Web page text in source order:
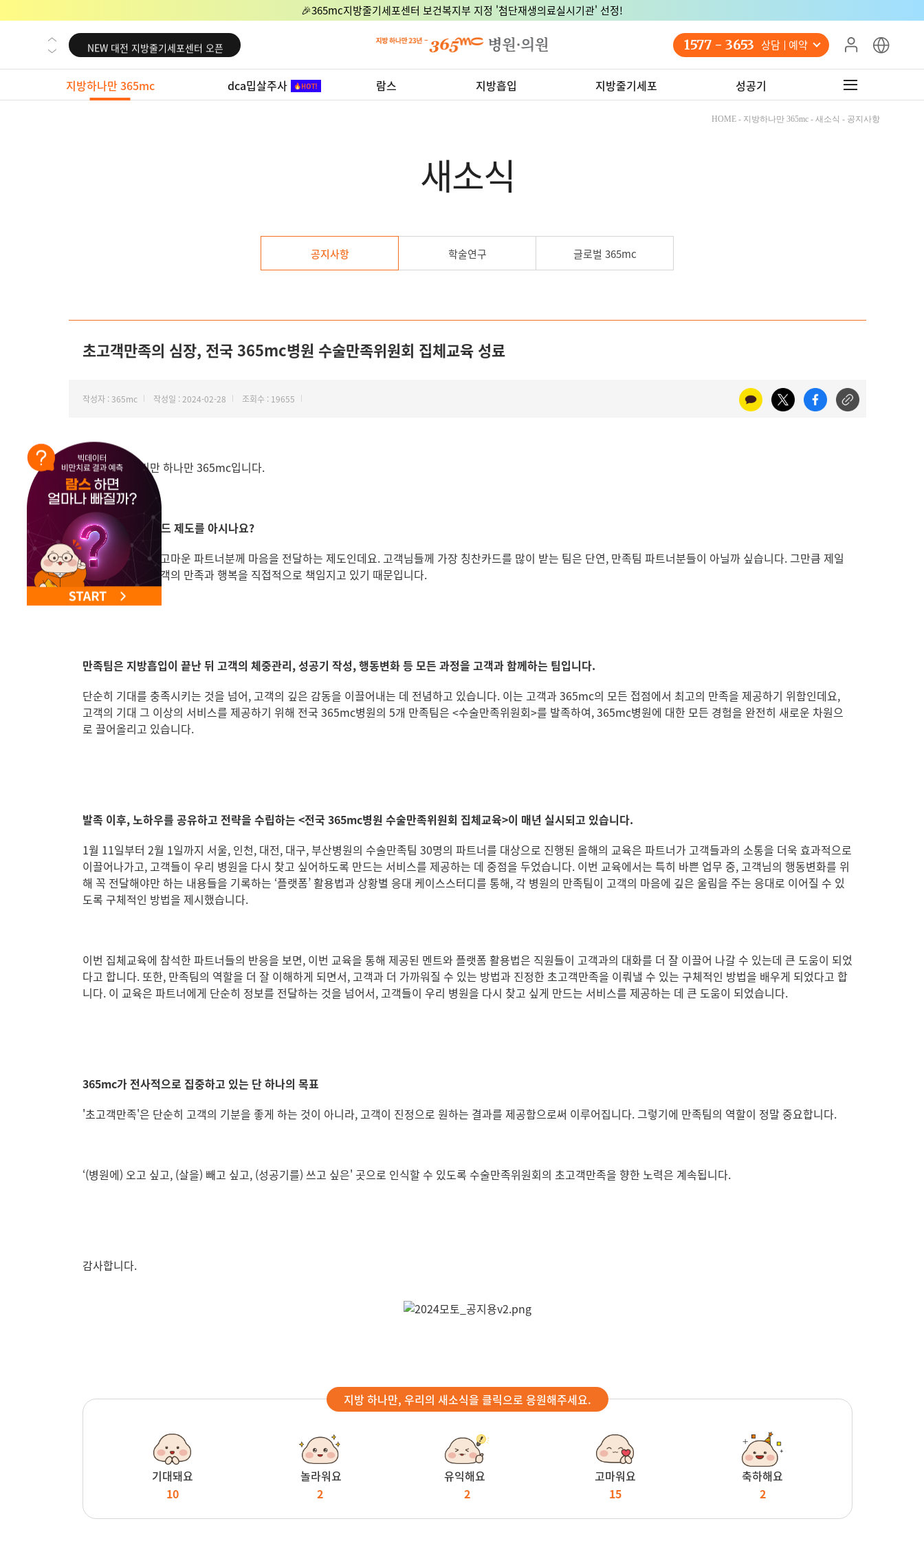
🎉365mc지방줄기세포센터 보건복지부 지정 '첨단재생의료실시기관' 선정!
NEW 교대 지방줄기세포센터 오픈
NEW 대전 지방줄기세포센터 오픈
NEW 노원 지방줄기세포센터 오픈
NEW 미국 LA점 오픈
1577 - 3653 상담 예약
지방하나만 365mc dca밉살주사 람스 지방흡입 지방줄기세포 성공기
HOME - 지방하나만 365mc - 새소식 - 공지사항
새소식
공지사항 학술연구 글로벌 365mc
초고객만족의 심장, 전국 365mc병원 수술만족위원회 집체교육 성료
작성자 : 365mc 작성일 : 2024-02-28 조회수 : 19655
안녕하세요 비만 하나만 365mc입니다.
365mc의 칭찬카드 제도를 아시나요?
고객님들이 직접 고마운 파트너분께 마음을 전달하는 제도인데요. 고객님들께 가장 칭찬카드를 많이 받는 팀은 단연, 만족팀 파트너분들이 아닐까 싶습니다. 그만큼 제일
가까운 곳에서 고객의 만족과 행복을 직접적으로 책임지고 있기 때문입니다.
만족팀은 지방흡입이 끝난 뒤 고객의 체중관리, 성공기 작성, 행동변화 등 모든 과정을 고객과 함께하는 팀입니다.
단순히 기대를 충족시키는 것을 넘어, 고객의 깊은 감동을 이끌어내는 데 전념하고 있습니다. 이는 고객과 365mc의 모든 접점에서 최고의 만족을 제공하기 위함인데요,
고객의 기대 그 이상의 서비스를 제공하기 위해 전국 365mc병원의 5개 만족팀은 <수술만족위원회>를 발족하여, 365mc병원에 대한 모든 경험을 완전히 새로운 차원으
로 끌어올리고 있습니다.
발족 이후, 노하우를 공유하고 전략을 수립하는 <전국 365mc병원 수술만족위원회 집체교육>이 매년 실시되고 있습니다.
1월 11일부터 2월 1일까지 서울, 인천, 대전, 대구, 부산병원의 수술만족팀 30명의 파트너를 대상으로 진행된 올해의 교육은 파트너가 고객들과의 소통을 더욱 효과적으로
이끌어나가고, 고객들이 우리 병원을 다시 찾고 싶어하도록 만드는 서비스를 제공하는 데 중점을 두었습니다. 이번 교육에서는 특히 바쁜 업무 중, 고객님의 행동변화를 위
해 꼭 전달해야만 하는 내용들을 기록하는 ‘플랫폼’ 활용법과 상황별 응대 케이스스터디를 통해, 각 병원의 만족팀이 고객의 마음에 깊은 울림을 주는 응대로 이어질 수 있
도록 구체적인 방법을 제시했습니다.
이번 집체교육에 참석한 파트너들의 반응을 보면, 이번 교육을 통해 제공된 멘트와 플랫폼 활용법은 직원들이 고객과의 대화를 더 잘 이끌어 나갈 수 있는데 큰 도움이 되었
다고 합니다. 또한, 만족팀의 역할을 더 잘 이해하게 되면서, 고객과 더 가까워질 수 있는 방법과 진정한 초고객만족을 이뤄낼 수 있는 구체적인 방법을 배우게 되었다고 합
니다. 이 교육은 파트너에게 단순히 정보를 전달하는 것을 넘어서, 고객들이 우리 병원을 다시 찾고 싶게 만드는 서비스를 제공하는 데 큰 도움이 되었습니다.
365mc가 전사적으로 집중하고 있는 단 하나의 목표
'초고객만족'은 단순히 고객의 기분을 좋게 하는 것이 아니라, 고객이 진정으로 원하는 결과를 제공함으로써 이루어집니다. 그렇기에 만족팀의 역할이 정말 중요합니다.
‘(병원에) 오고 싶고, (살을) 빼고 싶고, (성공기를) 쓰고 싶은' 곳으로 인식할 수 있도록 수술만족위원회의 초고객만족을 향한 노력은 계속됩니다.
감사합니다.
지방 하나만, 우리의 새소식을 클릭으로 응원해주세요.
기대돼요
10
놀라워요
2
유익해요
2
고마워요
15
축하해요
2